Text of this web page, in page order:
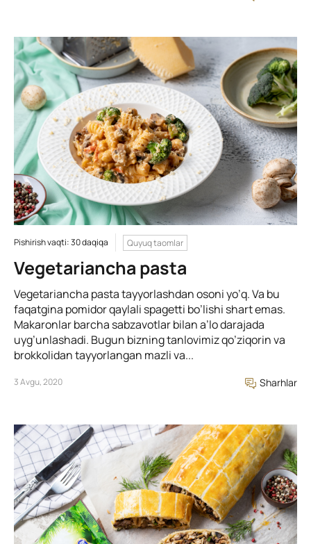
Pishirish vaqti: 30 daqiqa Quyuq taomlar
Vegetariancha pasta
Vegetariancha pasta tayyorlashdan osoni yo’q. Va bu
faqatgina pomidor qaylali spagetti bo’lishi shart emas.
Makaronlar barcha sabzavotlar bilan a’lo darajada
uyg’unlashadi. Bugun bizning tanlovimiz qo’ziqorin va
brokkolidan tayyorlangan mazli va...
3 Avgu, 2020 Sharhlar